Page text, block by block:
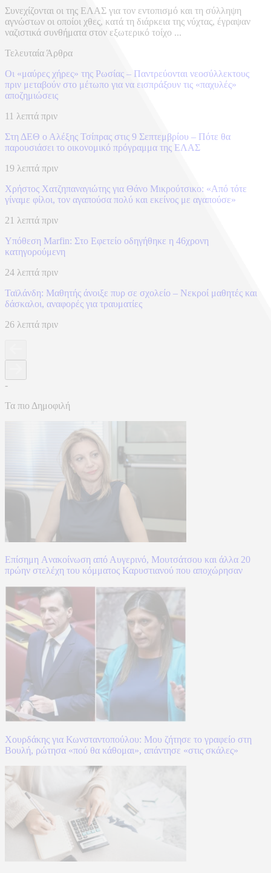
Συνεχίζονται οι της ΕΛΑΣ για τον εντοπισμό και τη σύλληψη
αγνώστων οι οποίοι χθες, κατά τη διάρκεια της νύχτας, έγραψαν
ναζιστικά συνθήματα στον εξωτερικό τοίχο ...
Τελευταία Άρθρα
Οι «μαύρες χήρες» της Ρωσίας – Παντρεύονται νεοσύλλεκτους
πριν μεταβούν στο μέτωπο για να εισπράξουν τις «παχυλές»
αποζημιώσεις
11 λεπτά πριν
Στη ΔΕΘ ο Αλέξης Τσίπρας στις 9 Σεπτεμβρίου – Πότε θα
παρουσιάσει το οικονομικό πρόγραμμα της ΕΛΑΣ
19 λεπτά πριν
Χρήστος Χατζηπαναγιώτης για Θάνο Μικρούτσικο: «Από τότε
γίναμε φίλοι, τον αγαπούσα πολύ και εκείνος με αγαπούσε»
21 λεπτά πριν
Υπόθεση Marfin: Στο Εφετείο οδηγήθηκε η 46χρονη
κατηγορούμενη
24 λεπτά πριν
Ταϊλάνδη: Μαθητής άνοιξε πυρ σε σχολείο – Νεκροί μαθητές και
δάσκαλοι, αναφορές για τραυματίες
26 λεπτά πριν
-
Τα πιο Δημοφιλή
Επίσημη Aνακοίνωση από Αυγερινό, Μουτσάτσου και άλλα 20
πρώην στελέχη του κόμματος Καρυστιανού που αποχώρησαν
Χουρδάκης για Κωνσταντοπούλου: Μου ζήτησε το γραφείο στη
Βουλή, ρώτησα «πού θα κάθομαι», απάντησε «στις σκάλες»